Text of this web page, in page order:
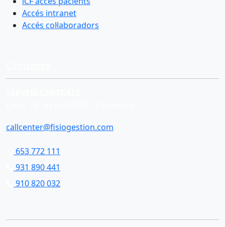
Accés intranet
Accés col·laboradors
callcenter@fisiogestion.com
653 772 111
931 890 441
910 820 032